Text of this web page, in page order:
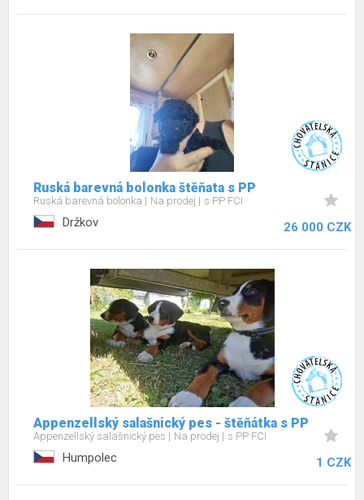
Ruská barevná bolonka štěňata s PP
Ruská barevná bolonka Na prodej s PP FCI
Držkov 26 000 CZK
Appenzellský salašnický pes - štěňátka s PP
Appenzellský salašnický pes Na prodej s PP FCI
Humpolec 1 CZK